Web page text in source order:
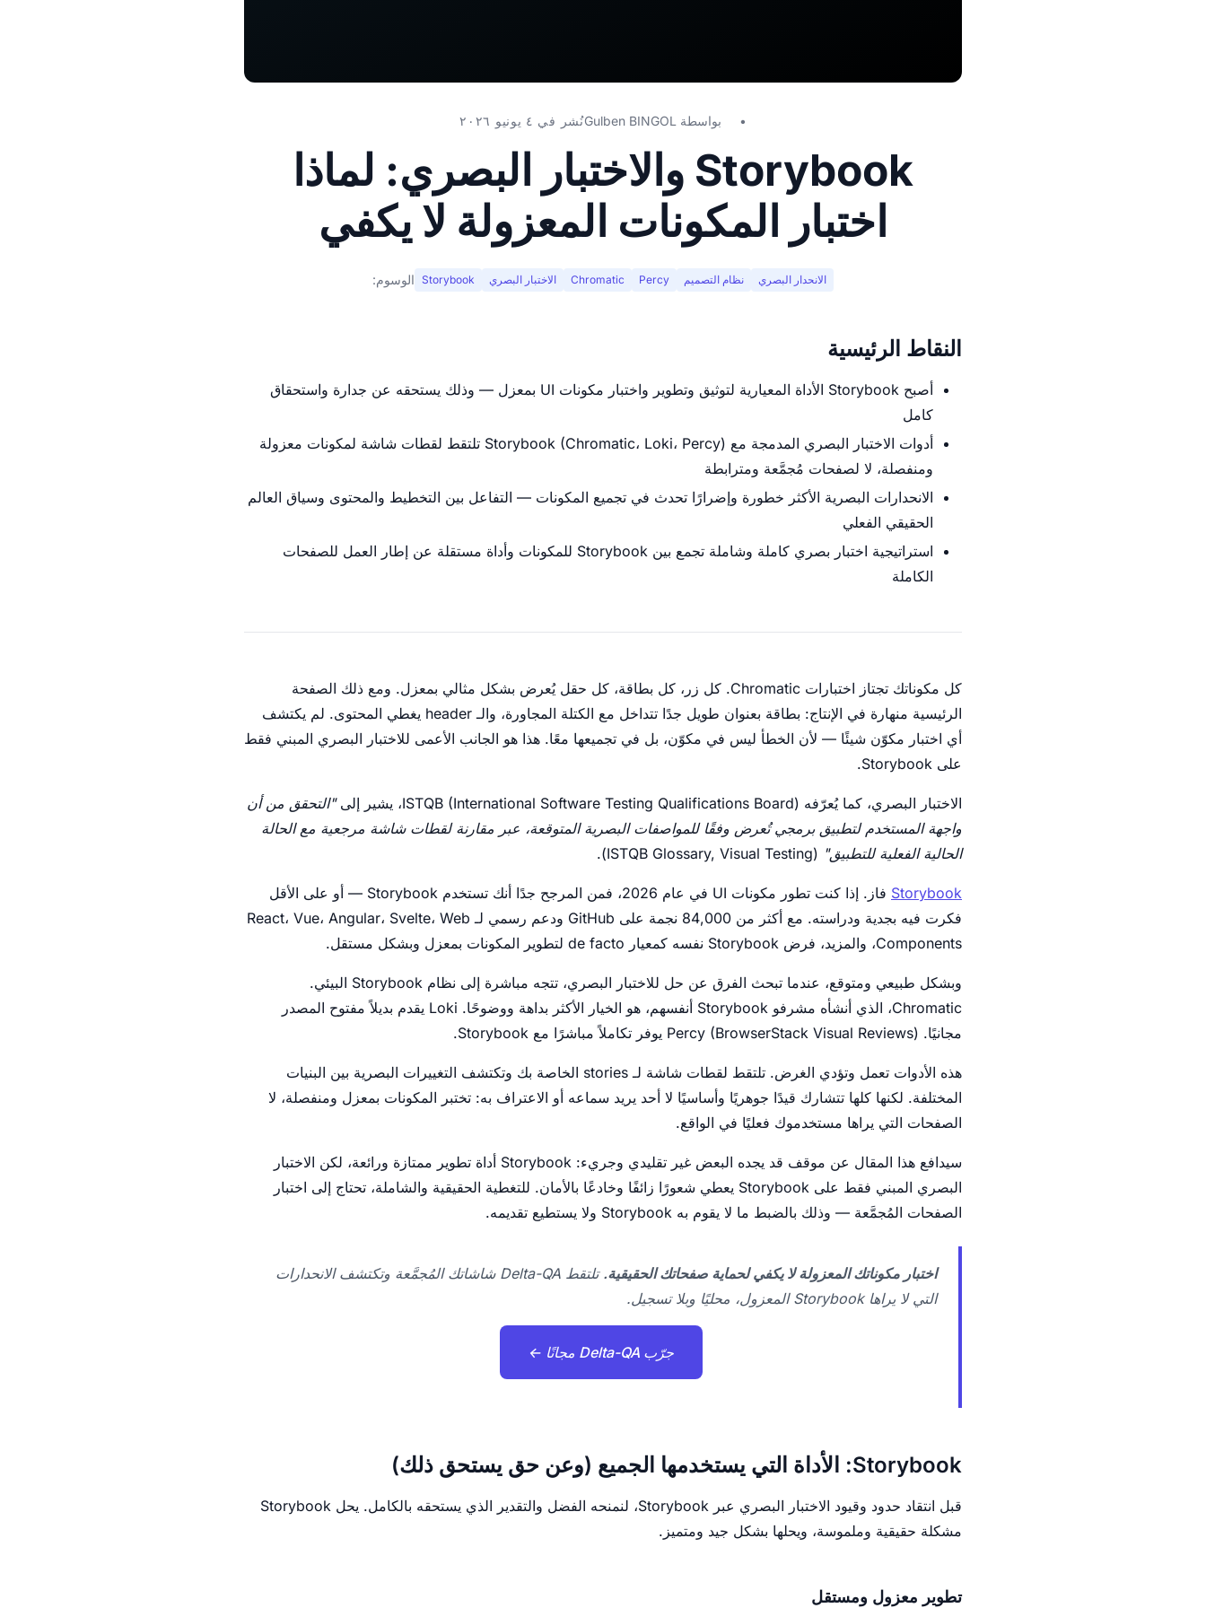
نُشر في ٤ يونيو ٢٠٢٦ بواسطة Gulben BINGOL
Storybook والاختبار البصري: لماذا
اختبار المكونات المعزولة لا يكفي
الوسوم: Storybook الاختبار البصري Chromatic Percy نظام التصميم الانحدار البصري
النقاط الرئيسية
أصبح Storybook الأداة المعيارية لتوثيق وتطوير واختبار مكونات UI بمعزل — وذلك يستحقه عن جدارة واستحقاق
كامل
أدوات الاختبار البصري المدمجة مع Storybook (Chromatic، Loki، Percy) تلتقط لقطات شاشة لمكونات معزولة
ومنفصلة، لا لصفحات مُجمَّعة ومترابطة
الانحدارات البصرية الأكثر خطورة وإضرارًا تحدث في تجميع المكونات — التفاعل بين التخطيط والمحتوى وسياق العالم
الحقيقي الفعلي
استراتيجية اختبار بصري كاملة وشاملة تجمع بين Storybook للمكونات وأداة مستقلة عن إطار العمل للصفحات
الكاملة
كل مكوناتك تجتاز اختبارات Chromatic. كل زر، كل بطاقة، كل حقل يُعرض بشكل مثالي بمعزل. ومع ذلك الصفحة
الرئيسية منهارة في الإنتاج: بطاقة بعنوان طويل جدًا تتداخل مع الكتلة المجاورة، والـ header يغطي المحتوى. لم يكتشف
أي اختبار مكوّن شيئًا — لأن الخطأ ليس في مكوّن، بل في تجميعها معًا. هذا هو الجانب الأعمى للاختبار البصري المبني فقط
على Storybook.
الاختبار البصري، كما يُعرّفه ISTQB (International Software Testing Qualifications Board)، يشير إلى
"التحقق من أن
واجهة المستخدم لتطبيق برمجي تُعرض وفقًا للمواصفات البصرية المتوقعة، عبر مقارنة لقطات شاشة مرجعية مع الحالة
الحالية الفعلية للتطبيق" (ISTQB Glossary, Visual Testing).
Storybook
فاز. إذا كنت تطور مكونات UI في عام 2026، فمن المرجح جدًا أنك تستخدم Storybook — أو على الأقل
فكرت فيه بجدية ودراسته. مع أكثر من 84,000 نجمة على GitHub ودعم رسمي لـ React، Vue، Angular، Svelte، Web
Components، والمزيد، فرض Storybook نفسه كمعيار de facto لتطوير المكونات بمعزل وبشكل مستقل.
وبشكل طبيعي ومتوقع، عندما تبحث الفرق عن حل للاختبار البصري، تتجه مباشرة إلى نظام Storybook البيئي.
Chromatic، الذي أنشأه مشرفو Storybook أنفسهم، هو الخيار الأكثر بداهة ووضوحًا. Loki يقدم بديلاً مفتوح المصدر
مجانيًا. Percy (BrowserStack Visual Reviews) يوفر تكاملاً مباشرًا مع Storybook.
هذه الأدوات تعمل وتؤدي الغرض. تلتقط لقطات شاشة لـ stories الخاصة بك وتكتشف التغييرات البصرية بين البنيات
المختلفة. لكنها كلها تتشارك قيدًا جوهريًا وأساسيًا لا أحد يريد سماعه أو الاعتراف به: تختبر المكونات بمعزل ومنفصلة، لا
الصفحات التي يراها مستخدموك فعليًا في الواقع.
سيدافع هذا المقال عن موقف قد يجده البعض غير تقليدي وجريء: Storybook أداة تطوير ممتازة ورائعة، لكن الاختبار
البصري المبني فقط على Storybook يعطي شعورًا زائفًا وخادعًا بالأمان. للتغطية الحقيقية والشاملة، تحتاج إلى اختبار
الصفحات المُجمَّعة — وذلك بالضبط ما لا يقوم به Storybook ولا يستطيع تقديمه.
اختبار مكوناتك المعزولة لا يكفي لحماية صفحاتك الحقيقية.
تلتقط Delta-QA شاشاتك المُجمَّعة وتكتشف الانحدارات
التي لا يراها Storybook المعزول، محليًا وبلا تسجيل.
جرّب Delta-QA مجانًا ←
Storybook: الأداة التي يستخدمها الجميع (وعن حق يستحق ذلك)
قبل انتقاد حدود وقيود الاختبار البصري عبر Storybook، لنمنحه الفضل والتقدير الذي يستحقه بالكامل. يحل Storybook
مشكلة حقيقية وملموسة، ويحلها بشكل جيد ومتميز.
تطوير معزول ومستقل